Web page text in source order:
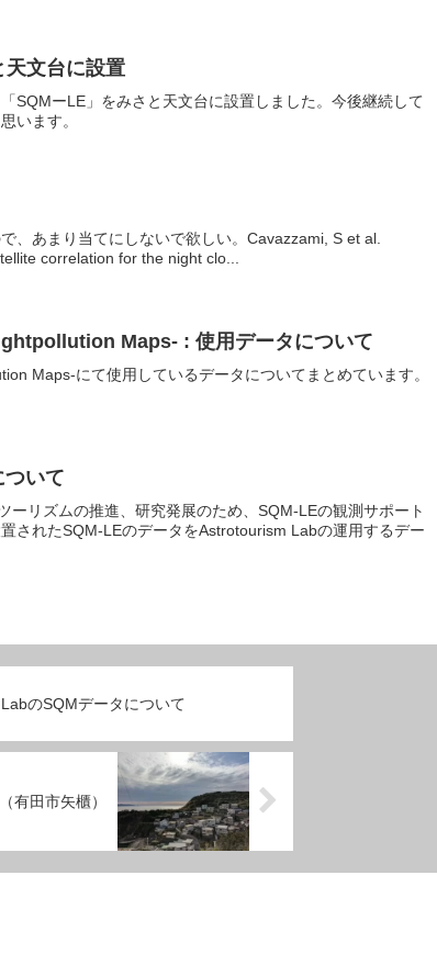
天文台に設置
SQMーLE」をみさと天文台に設置しました。今後継続して
います。
、あまり当てにしないで欲しい。Cavazzami, S et al.
correlation for the night clo...
Maps- : 使用データについて
Maps-にて使用しているデータについてまとめています。
いて
ーリズムの推進、研究発展のため、SQM-LEの観測サポート
されたSQM-LEのデータをAstrotourism Labの運用するデー
のSQMデータについて
有田市矢櫃）